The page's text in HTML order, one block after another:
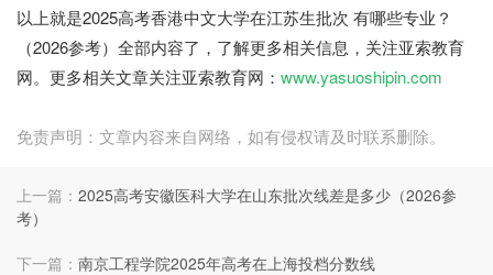
以上就是2025高考香港中文大学在江苏生批次 有哪些专业？
（2026参考）全部内容了，了解更多相关信息，关注亚索教育
网。更多相关文章关注亚索教育网： www.yasuoshipin.com
免责声明：文章内容来自网络，如有侵权请及时联系删除。
上一篇： 2025高考安徽医科大学在山东批次线差是多少（2026参
考）
下一篇： 南京工程学院2025年高考在上海投档分数线